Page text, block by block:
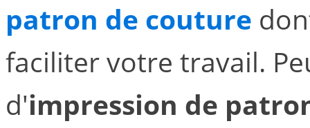
patron de couture
faciliter votre travail.
d'impression de